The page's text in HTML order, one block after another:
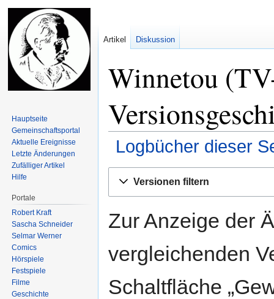
Winnetou
Logbücher dieser
Navigation
Suche
Versionen filtern
Zur Anzeige der
vergleichenden
Schaltfläche
Artikel Diskussion
Hauptseite
Gemeinschafts­portal
Aktuelle Ereignisse
Letzte Änderungen
Zufälliger Artikel
Hilfe
Portale
Robert Kraft
Sascha Schneider
Selmar Werner
Comics
Hörspiele
Festspiele
Filme
Geschichte